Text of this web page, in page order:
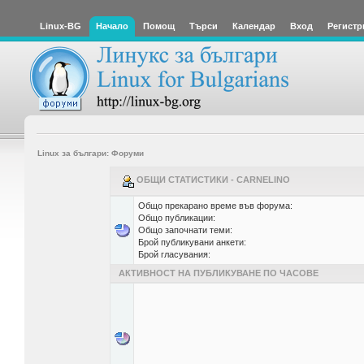
Linux-BG Начало Помощ Търси Календар Вход
Linux за българи: Форуми
ОБЩИ СТАТИСТИКИ - CARNELINO
Общо прекарано време във форума:
Общо публикации:
Общо започнати теми:
Брой публикувани анкети:
Брой гласувания:
АКТИВНОСТ НА ПУБЛИКУВАНЕ ПО ЧАСОВЕ